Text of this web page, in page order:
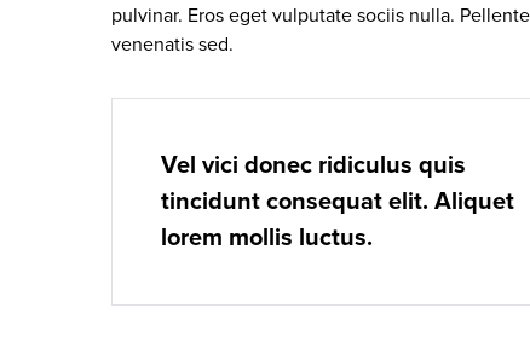
pulvinar. Eros eget vulputate sociis nulla.
venenatis sed.
Vel vici donec ridiculus quis
tincidunt consequat elit. Aliquet
lorem mollis luctus.